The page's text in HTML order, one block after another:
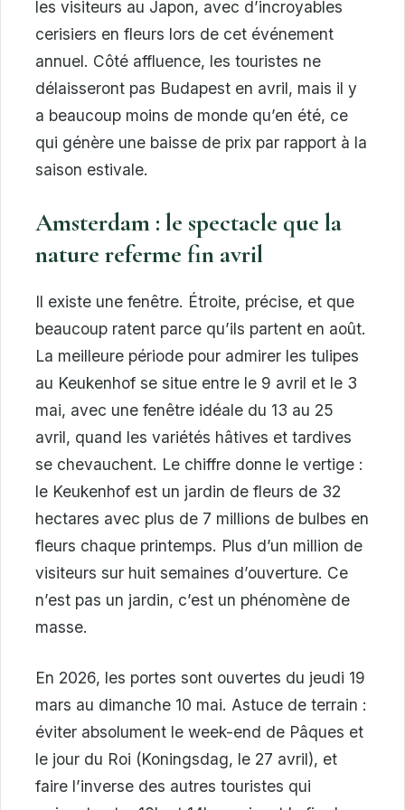
les visiteurs au Japon, avec d’incroyables
cerisiers en fleurs lors de cet événement
annuel. Côté affluence, les touristes ne
délaisseront pas Budapest en avril, mais il y
a beaucoup moins de monde qu’en été, ce
qui génère une baisse de prix par rapport à la
saison estivale.
Amsterdam : le spectacle que la
nature referme fin avril
Il existe une fenêtre. Étroite, précise, et que
beaucoup ratent parce qu’ils partent en août.
La meilleure période pour admirer les tulipes
au Keukenhof se situe entre le 9 avril et le 3
mai, avec une fenêtre idéale du 13 au 25
avril, quand les variétés hâtives et tardives
se chevauchent. Le chiffre donne le vertige :
le Keukenhof est un jardin de fleurs de 32
hectares avec plus de 7 millions de bulbes en
fleurs chaque printemps. Plus d’un million de
visiteurs sur huit semaines d’ouverture. Ce
n’est pas un jardin, c’est un phénomène de
masse.
En 2026, les portes sont ouvertes du jeudi 19
mars au dimanche 10 mai. Astuce de terrain :
éviter absolument le week-end de Pâques et
le jour du Roi (Koningsdag, le 27 avril), et
faire l’inverse des autres touristes qui